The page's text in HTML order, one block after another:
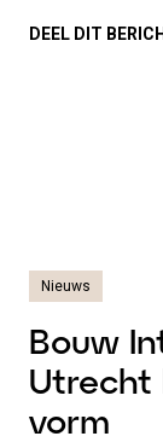
DEEL DIT
Nieuws
Bouw
Utrecht
vorm